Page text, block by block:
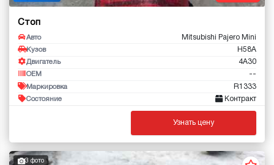
Стоп
Авто Mitsubishi Pajero Mini
Кузов H58A
Двигатель 4A30
OEM --
Маркировка R1333
Состояние Контракт
Узнать цену
3 фото